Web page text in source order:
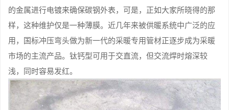
的金属进行电镀来确保碳钢外表，可是，正如大家所晓得的那
样，这种维护仅是一种薄膜。近几年来被供暖系统中广泛的应
用，国标冲压弯头做为新一代的采暖专用管材正逐步成为采暖
市场的主流产品。钛钙型可用于交直流，但交流焊时熔深较
浅，同时容易发红。